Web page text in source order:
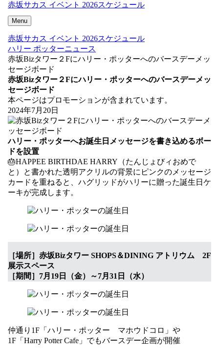
赤坂サカス イベント 2026スケジュール
Menu
赤坂サカス イベント 2026スケジュール
ハリー ポッターニュース
赤坂Bizタワー２Fにハリー・ポッターへのバースデーメッ
セージボード
赤坂Bizタワー２Fにハリー・ポッターへのバースデーメッ
セージボード
本ページはプロモーションが含まれています。
2024年7月20日
ハリー・ポッターへお誕生日メッセージを書き込めるボー
ドを設置
🎂HAPPEE BIRTHDAE HARRY（たんじょびィおめで
と）と書かれた透明アクリルの背景にピンクのメッセージ
カードを重ねると、ハグリッドがハリーに贈った誕⽣⽇ケ
ーキが完成します。
［場所］赤坂Bizタワー SHOPS＆DINING アトリウム 2F
展示スペース
［期間］7月19日（金）～7月31日（水）
仲通り1F「ハリー・ポッター マホウドコロ」や
1F「Harry Potter Cafe」でもバースデー企画が開催